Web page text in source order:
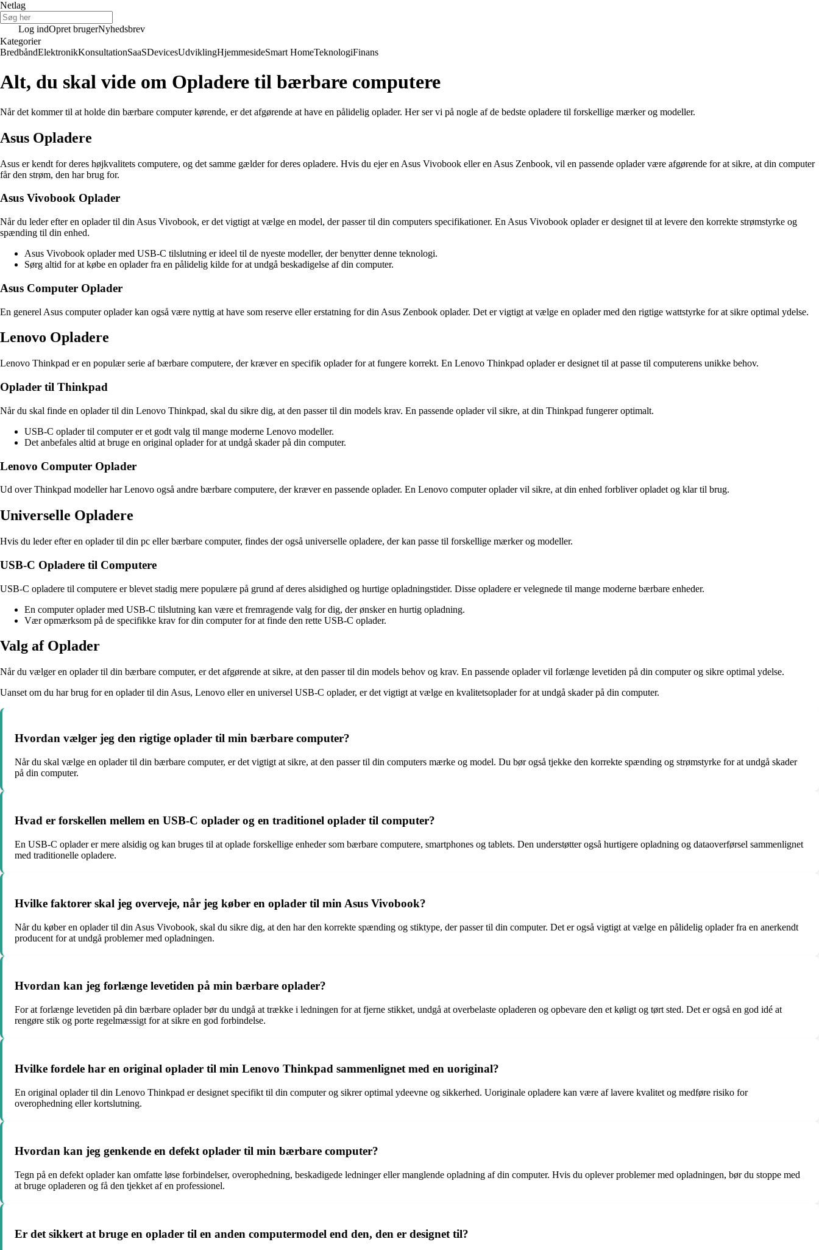
Netlag
Log indOpret brugerNyhedsbrev
Kategorier
BredbåndElektronikKonsultationSaaSDevicesUdviklingHjemmesideSmart HomeTeknologiFinans
Alt, du skal vide om Opladere til bærbare computere
Når det kommer til at holde din bærbare computer kørende, er det afgørende at have en pålidelig oplader. Her ser vi på nogle af de bedste opladere til forskellige mærker og modeller.
Asus Opladere
Asus er kendt for deres højkvalitets computere, og det samme gælder for deres opladere. Hvis du ejer en Asus Vivobook eller en Asus Zenbook, vil en passende oplader være afgørende for at sikre, at din computer
får den strøm, den har brug for.
Asus Vivobook Oplader
Når du leder efter en oplader til din Asus Vivobook, er det vigtigt at vælge en model, der passer til din computers specifikationer. En Asus Vivobook oplader er designet til at levere den korrekte strømstyrke og
spænding til din enhed.
Asus Vivobook oplader med USB-C tilslutning er ideel til de nyeste modeller, der benytter denne teknologi.
Sørg altid for at købe en oplader fra en pålidelig kilde for at undgå beskadigelse af din computer.
Asus Computer Oplader
En generel Asus computer oplader kan også være nyttig at have som reserve eller erstatning for din Asus Zenbook oplader. Det er vigtigt at vælge en oplader med den rigtige wattstyrke for at sikre optimal ydelse.
Lenovo Opladere
Lenovo Thinkpad er en populær serie af bærbare computere, der kræver en specifik oplader for at fungere korrekt. En Lenovo Thinkpad oplader er designet til at passe til computerens unikke behov.
Oplader til Thinkpad
Når du skal finde en oplader til din Lenovo Thinkpad, skal du sikre dig, at den passer til din models krav. En passende oplader vil sikre, at din Thinkpad fungerer optimalt.
USB-C oplader til computer er et godt valg til mange moderne Lenovo modeller.
Det anbefales altid at bruge en original oplader for at undgå skader på din computer.
Lenovo Computer Oplader
Ud over Thinkpad modeller har Lenovo også andre bærbare computere, der kræver en passende oplader. En Lenovo computer oplader vil sikre, at din enhed forbliver opladet og klar til brug.
Universelle Opladere
Hvis du leder efter en oplader til din pc eller bærbare computer, findes der også universelle opladere, der kan passe til forskellige mærker og modeller.
USB-C Opladere til Computere
USB-C opladere til computere er blevet stadig mere populære på grund af deres alsidighed og hurtige opladningstider. Disse opladere er velegnede til mange moderne bærbare enheder.
En computer oplader med USB-C tilslutning kan være et fremragende valg for dig, der ønsker en hurtig opladning.
Vær opmærksom på de specifikke krav for din computer for at finde den rette USB-C oplader.
Valg af Oplader
Når du vælger en oplader til din bærbare computer, er det afgørende at sikre, at den passer til din models behov og krav. En passende oplader vil forlænge levetiden på din computer og sikre optimal ydelse.
Uanset om du har brug for en oplader til din Asus, Lenovo eller en universel USB-C oplader, er det vigtigt at vælge en kvalitetsoplader for at undgå skader på din computer.
Hvordan vælger jeg den rigtige oplader til min bærbare computer?
Når du skal vælge en oplader til din bærbare computer, er det vigtigt at sikre, at den passer til din computers mærke og model. Du bør også tjekke den korrekte spænding og strømstyrke for at undgå skader
på din computer.
Hvad er forskellen mellem en USB-C oplader og en traditionel oplader til computer?
En USB-C oplader er mere alsidig og kan bruges til at oplade forskellige enheder som bærbare computere, smartphones og tablets. Den understøtter også hurtigere opladning og dataoverførsel sammenlignet
med traditionelle opladere.
Hvilke faktorer skal jeg overveje, når jeg køber en oplader til min Asus Vivobook?
Når du køber en oplader til din Asus Vivobook, skal du sikre dig, at den har den korrekte spænding og stiktype, der passer til din computer. Det er også vigtigt at vælge en pålidelig oplader fra en anerkendt
producent for at undgå problemer med opladningen.
Hvordan kan jeg forlænge levetiden på min bærbare oplader?
For at forlænge levetiden på din bærbare oplader bør du undgå at trække i ledningen for at fjerne stikket, undgå at overbelaste opladeren og opbevare den et køligt og tørt sted. Det er også en god idé at
rengøre stik og porte regelmæssigt for at sikre en god forbindelse.
Hvilke fordele har en original oplader til min Lenovo Thinkpad sammenlignet med en uoriginal?
En original oplader til din Lenovo Thinkpad er designet specifikt til din computer og sikrer optimal ydeevne og sikkerhed. Uoriginale opladere kan være af lavere kvalitet og medføre risiko for
overophedning eller kortslutning.
Hvordan kan jeg genkende en defekt oplader til min bærbare computer?
Tegn på en defekt oplader kan omfatte løse forbindelser, overophedning, beskadigede ledninger eller manglende opladning af din computer. Hvis du oplever problemer med opladningen, bør du stoppe med
at bruge opladeren og få den tjekket af en professionel.
Er det sikkert at bruge en oplader til en anden computermodel end den, den er designet til?